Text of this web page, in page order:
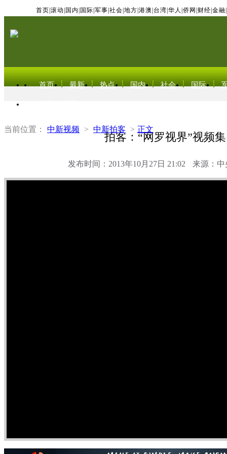
首页 滚动 国内 国际 军事 社会 地方 港澳 台湾 华人 侨网 财经 金融
首页 最新 热点 国内 社会 国际
当前位置： 中新视频 > 中新拍客 > 正文
拍客：“网罗视界”视频集
发布时间：2013年10月27日 21:02 来源：中